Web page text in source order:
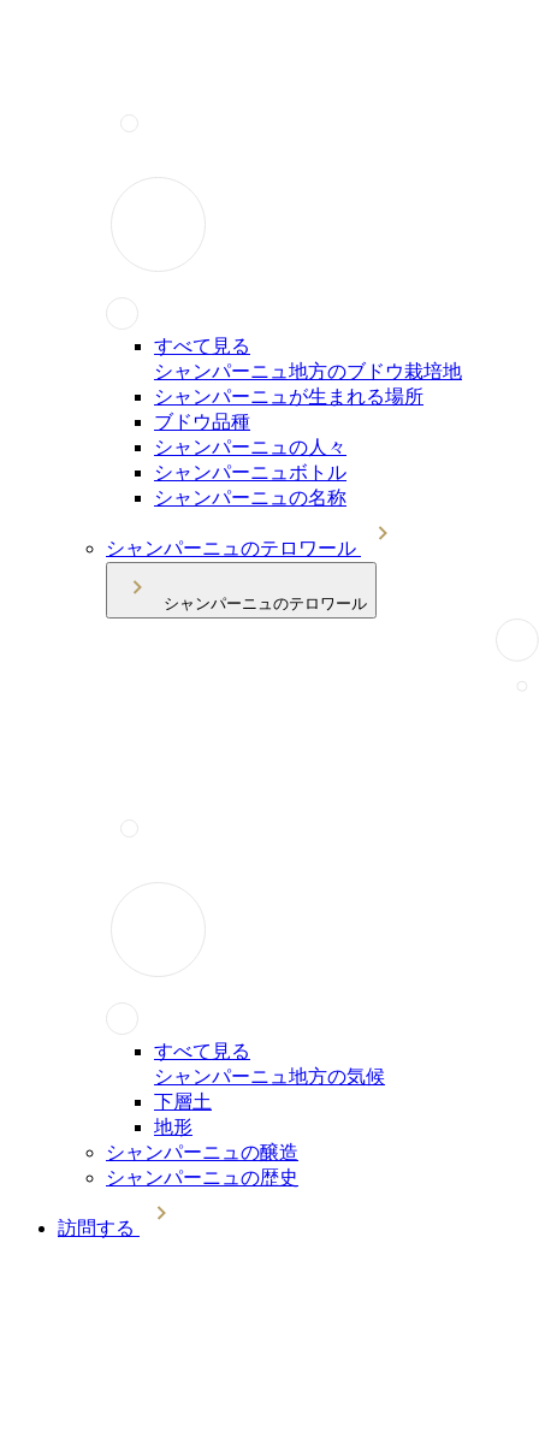
すべて見る
シャンパーニュ地方のブドウ栽培地
シャンパーニュが生まれる場所
ブドウ品種
シャンパーニュの人々
シャンパーニュボトル
シャンパーニュの名称
シャンパーニュのテロワール
シャンパーニュのテロワール
すべて見る
シャンパーニュ地方の気候
下層土
地形
シャンパーニュの醸造
シャンパーニュの歴史
訪問する